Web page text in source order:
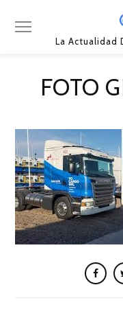
La Actualidad
FOTO